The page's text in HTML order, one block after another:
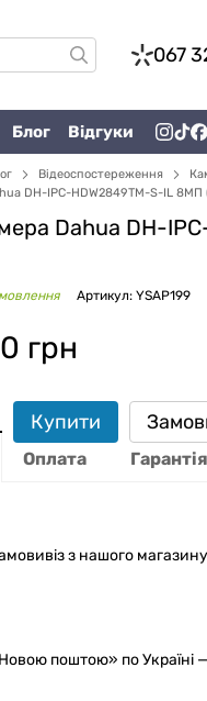
067
Блог Відгуки
Відеоспостереження
DH-IPC-HDW2849TM-S-IL
Dahua DH-
Артикул: YSAP199
грн
Купити
Оплата Гарантія
з нашого
поштою» по Україні